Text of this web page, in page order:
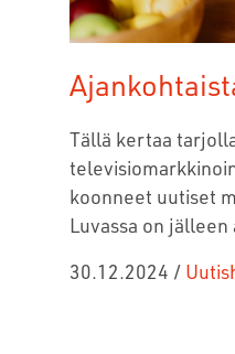
Tällä kertaa
koonneet uutiset
Luvassa on jälleen
30.12.2024 /